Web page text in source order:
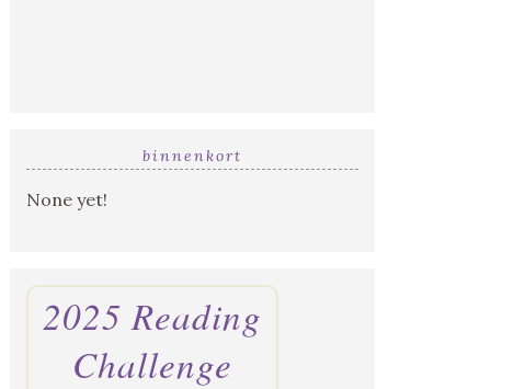
binnenkort
None yet!
2025 Reading
Challenge